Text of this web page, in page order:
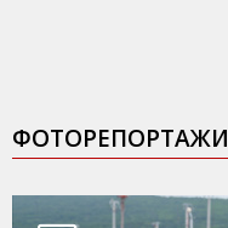
ФОТОРЕПОРТАЖИ